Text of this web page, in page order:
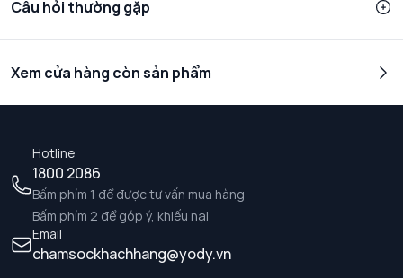
Câu hỏi thường gặp
Xem cửa hàng còn sản phẩm
Hotline
1800 2086
Bấm phím 1 để được tư vấn mua hàng
Bấm phím 2 để góp ý, khiếu nại
Email
chamsockhachhang@yody.vn